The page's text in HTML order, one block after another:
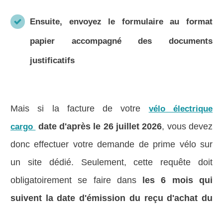
Ensuite, envoyez le formulaire au format
papier accompagné des documents
justificatifs
Mais si la facture de votre vélo électrique
cargo date d'après le 26 juillet2026, vous devez
donc effectuer votre demande de prime vélo sur
un site dédié. Seulement, cette requête doit
obligatoirement se faire dansles 6 mois qui
suivent la date d'émission du reçu d'achat du